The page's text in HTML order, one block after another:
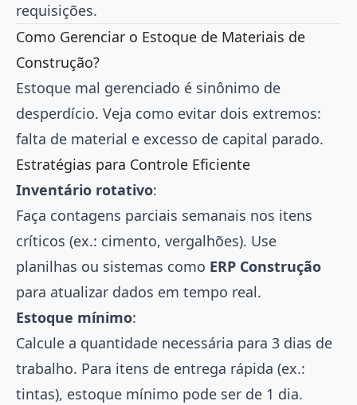
requisições.
Como Gerenciar o Estoque de Materiais de
Construção?
Estoque mal gerenciado é sinônimo de
desperdício. Veja como evitar dois extremos:
falta de material e excesso de capital parado.
Estratégias para Controle Eficiente
Inventário rotativo:
Faça contagens parciais semanais nos itens
críticos (ex.: cimento, vergalhões). Use
planilhas ou sistemas como ERP Construção
para atualizar dados em tempo real.
Estoque mínimo:
Calcule a quantidade necessária para 3 dias de
trabalho. Para itens de entrega rápida (ex.:
tintas), estoque mínimo pode ser de 1 dia.